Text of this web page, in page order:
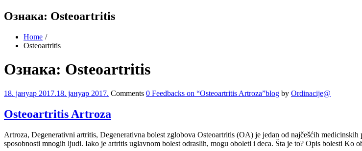
Ознака: Osteoartritis
Home
Osteoartritis
Ознака: Osteoartritis
18. јануар 2017.18. јануар 2017. Comments 0 Feedbacks on “Osteoartritis Artroza”blog by Ordinacije@
Osteoartritis Artroza
Artroza, Degenerativni artritis, Degenerativna bolest zglobova Osteoartritis (OA) je jedan od najčešćih
sposobnosti mnogih ljudi. Iako je artritis uglavnom bolest odraslih, mogu oboleti i deca. Šta je to? Opis bolesti Ko